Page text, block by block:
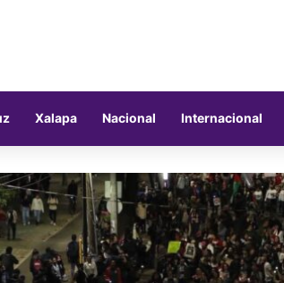
Xalapa Nacional Internacional